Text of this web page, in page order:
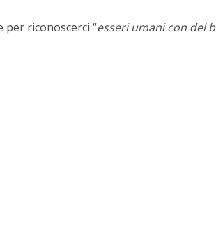
per riconoscerci “esseri umani con del